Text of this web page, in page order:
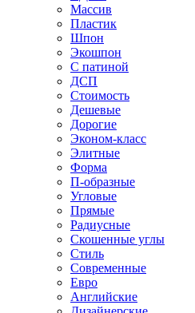
Массив
Пластик
Шпон
Экошпон
С патиной
ДСП
Стоимость
Дешевые
Дорогие
Эконом-класс
Элитные
Форма
П-образные
Угловые
Прямые
Радиусные
Скошенные углы
Стиль
Современные
Евро
Английские